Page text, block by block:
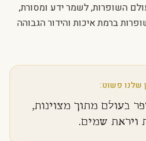
השופרות, לשמר ידע ומסורת,
ברמת איכות והידור הגבוהה
שלנו פשוט:
בעולם מתוך מצוינות,
ויראת שמים.